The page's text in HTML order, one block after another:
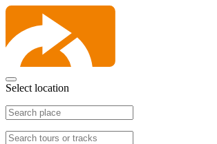
Select location